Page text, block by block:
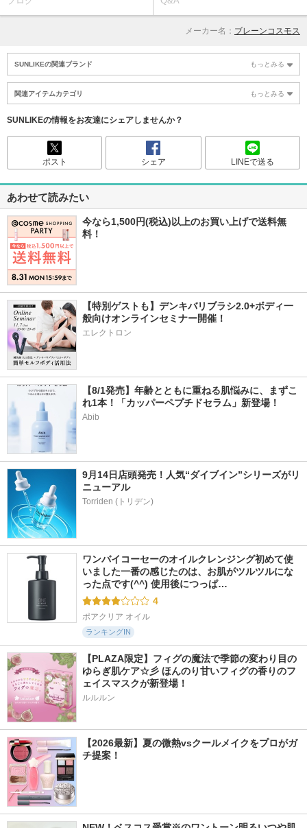
メーカー名： ブレーンコスモス
SUNLIKEの関連ブランド もっとみる
関連アイテムカテゴリ もっとみる
SUNLIKEの情報をお友達にシェアしませんか？
ポスト シェア LINEで送る
あわせて読みたい
今なら1,500円(税込)以上のお買い上げで送料無
料！
【特別ゲストも】デンキバリブラシ2.0+ボディ一
般向けオンラインセミナー開催！
エレクトロン
【8/1発売】年齢とともに重ねる肌悩みに、まずこ
れ1本！「カッパーペプチドセラム」新登場！
Abib
9月14日店頭発売！人気“ダイブイン”シリーズがリ
ニューアル
ワンバイコーセーのオイルクレンジング初めて使
いました一番の感じたのは、お肌がツルツルにな
った点です(^^) 使用後につっぱ…
4
ポアクリア オイル
ランキングIN
【PLAZA限定】フィグの魔法で季節の変わり目の
ゆらぎ肌ケア☆彡 ほんのり甘いフィグの香りのフ
ェイスマスクが新登場！
ルルルン
【2026最新】夏の微熱vsクールメイクをプロがガ
チ提案！